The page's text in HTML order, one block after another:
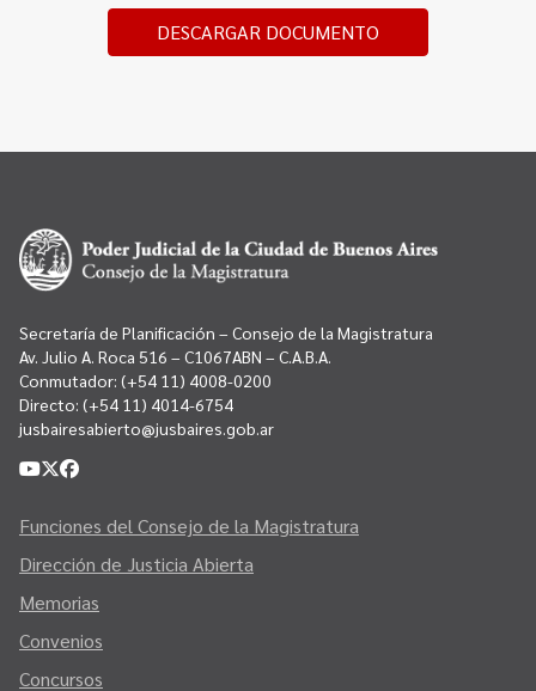
DESCARGAR DOCUMENTO
Secretaría de Planificación – Consejo de la Magistratura
Av. Julio A. Roca 516 – C1067ABN – C.A.B.A.
Conmutador: (+54 11) 4008-0200
Directo: (+54 11) 4014-6754
jusbairesabierto@jusbaires.gob.ar
Funciones del Consejo de la Magistratura
Dirección de Justicia Abierta
Memorias
Convenios
Concursos